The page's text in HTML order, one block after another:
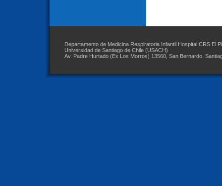
Departamento de Medicina Respiratoria Infantil Hospital CRS El
Universidad de Santiago de Chile (USACH)
Av. Padre Hurtado (Ex Los Morros) 13560, San Bernardo,